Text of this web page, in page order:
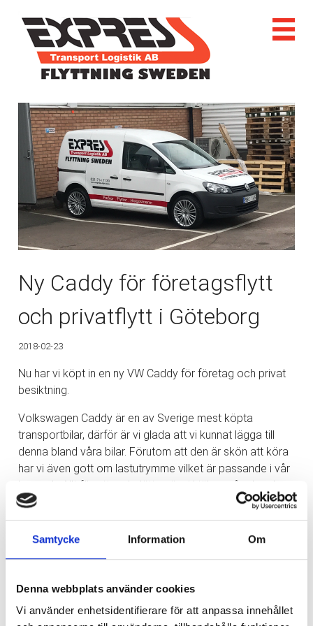
Samtycke Information Om
Denna webbplats använder cookies
Vi använder enhetsidentifierare för att anpassa innehållet
Ny Caddy för företagsflytt
och privatflytt i Göteborg
2018-02-23
Nu har vi köpt in en ny VW Caddy för företag och privat
besiktning.
Volkswagen Caddy är en av Sverige mest köpta
transportbilar, därför är vi glada att vi kunnat lägga till
denna bland våra bilar. Förutom att den är skön att köra
har vi även gott om lastutrymme vilket är passande i vår
bransch. Allt för att underlätta när vi hjälper våra kunder
att flytta, flyttstäda eller flyttpackning i Göteborg med
omnejd.
Läs gärna mer om våra tjänster inom flyttstädningar